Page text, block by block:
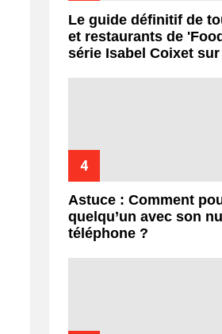
Le guide définitif de
et restaurants de
série Isabel Coixet sur
Astuce : Comment
quelqu’un avec son
téléphone ?